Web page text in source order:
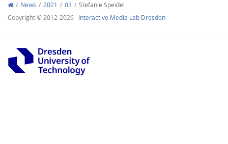
News 2021 03
Stefanie Speidel
Copyright © 2012-2026 Interactive Media Lab Dresden